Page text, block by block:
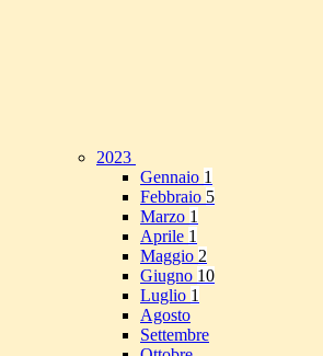
2023
Gennaio 1
Febbraio 5
Marzo 1
Aprile 1
Maggio 2
Giugno 10
Luglio 1
Agosto
Settembre